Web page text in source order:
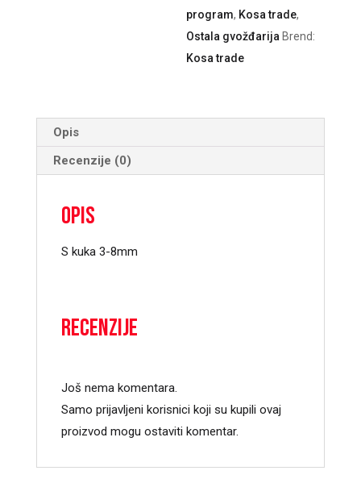
program, Kosa trade,
Ostala gvožđarija Brend:
Kosa trade
Opis
Recenzije (0)
Opis
S kuka 3-8mm
Recenzije
Još nema komentara.
Samo prijavljeni korisnici koji su kupili ovaj
proizvod mogu ostaviti komentar.